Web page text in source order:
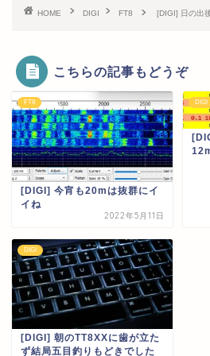
HOME DIGI FT8 [DIGI] 日の出
こちらの記事もどうぞ
FT8
[DIGI] 今宵も20mは抜群にイ
イね
2022年5月11日
DIGI
DIGI
[DIGI] 朝のTT8XXに歯が立た
ず結局五目釣りもどきでした